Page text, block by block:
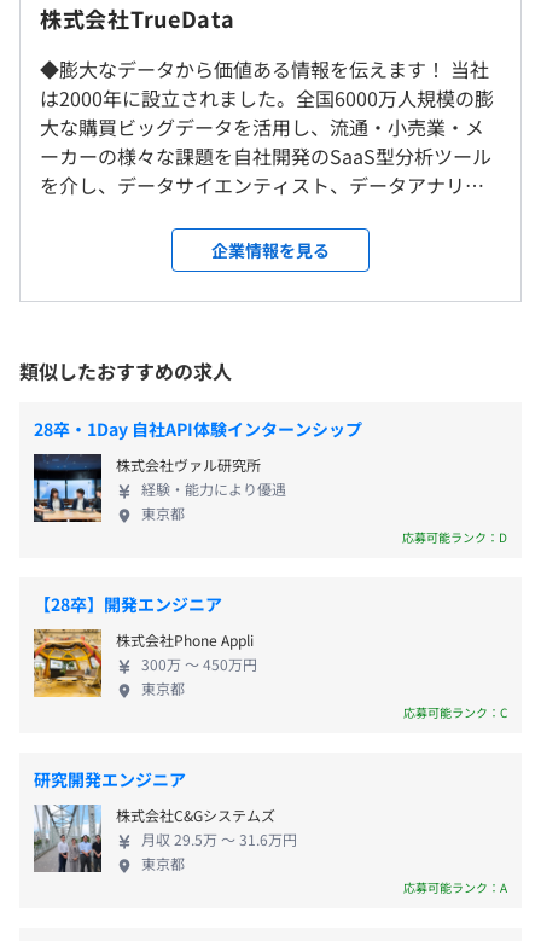
タをもとに「現場で使える」情報をかんたんビジュアル表
示するツール
『Shopping Scan』：商品ごと、店舗ごとの購買行動が
簡単に分かるツール
『Potential Scan』：消費者データに基づいて顧客の潜在
的なニーズを捉え、新たなビジネスチャンスを発見するた
めの分析サービス
プロジェクトごとに選択
Ansible
BigQuery、Apache Hadoop
受動喫煙防止措置に関する事項
優秀賞にはインセンティブあり
インターンのためなし
雇用関係なし
研修の有無及び内容
リーダーシップ研修、新入社員研修、コンプライアンス研
修、個人情報保護研修、OJT、社内勉強会など
自己啓発支援の有無及びその内容
または毎月2万円の資格手当支給。資格手当の上限月10万
メンター制度の有無
キャリアコンサルティング制度の有無及びその内容
社内検定等の制度の有無及びその内容
なし
13.0時間
前年度の有給休暇の平均取得日数
15.0日
前事業年度の育児休業取得者数／出産者数
女性5人/5人
役員及び管理的地位にある者に占める女性の割合
役員37.5%
管理職16.0%
株式会社TrueData
◆膨大なデータから価値ある情報を伝えます！ 当社
は2000年に設立されました。全国6000万人規模の膨
大な購買ビッグデータを活用し、流通・小売業・メ
ーカーの様々な課題を自社開発のSaaS型分析ツール
を介し、データサイエンティスト、データアナリス
ションを提供しています。 ◆最先端技術でスキルア
ップ！ 当社は、膨大な購買ビッグデータを効率よく
活用するために、最新技術を導入しています。常に最
が魅力です！ ◆残業10時間未満！メリハリつけた働
き方でワークライフバランスも充実！ 会社全体の残
業時間は月平均13h未満、IT部署では月平均10h未
満、9割の社員が在宅勤務を実施しているため、ワー
クライフバランスも充実させながら柔軟な働き方で
実現できます！ ◆社員の入社の決め手！ ①上流から
下流工程全てに関われること！ ②面白くて価値のあ
憚なく意見をあげやすい社風！
企業情報を見る
類似したおすすめの求人
28卒・1Day 自社API体験インターンシップ
株式会社ヴァル研究所
経験・能力により優遇
東京都
応募可能ランク：D
【28卒】開発エンジニア
株式会社Phone Appli
300万 〜 450万円
東京都
応募可能ランク：C
研究開発エンジニア
株式会社C&Gシステムズ
月収 29.5万 〜 31.6万円
東京都
応募可能ランク：A